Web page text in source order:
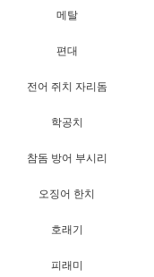
메탈
편대
전어 쥐치 자리돔
학공치
참돔 방어 부시리
오징어 한치
호래기
피래미